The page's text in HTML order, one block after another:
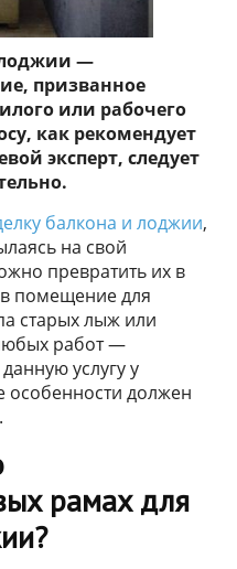
лоджии —
призванное
или рабочего
как рекомендует
эксперт, следует
балкона и лоджии,
на свой
превратить их в
помещение для
старых лыж или
работ —
услугу у
особенности должен
рамах для